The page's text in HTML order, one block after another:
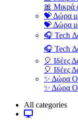
🎀 Μικρά
💝 Δώρα
💝 Δώρα
🎧 Tech
🎧 Tech
🎈 Ιδέες
🎈 Ιδέες
✨ Δώρα
✨ Δώρα
All categories